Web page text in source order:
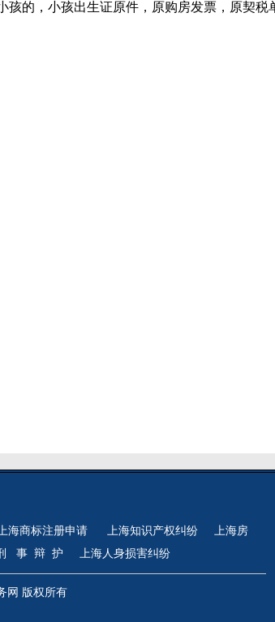
孩的，小孩出生证原件，原购房发票，原契
海商标注册申请 上海知识产权纠纷
上海房
事 辩 护 上海人身损害纠纷
网 版权所有